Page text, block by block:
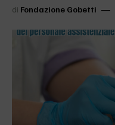
di Fondazione Gobetti